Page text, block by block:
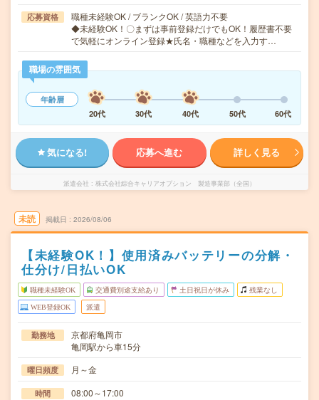
応募資格
職種未経験OK / ブランクOK / 英語力不要
◆未経験OK！〇まずは事前登録だけでもOK！履歴書不要
で気軽にオンライン登録★氏名・職種などを入力す…
職場の雰囲気
年齢層
20代
30代 40代 50代 60代
気になる! 応募へ進む 詳しく見る
派遣会社 株式会社綜合キャリアオプション 製造事業部（全国）
未読 掲載日 2026/08/06
【未経験OK！】使用済みバッテリーの分解・
仕分け/日払いOK
職種未経験OK 交通費別途支給あり 土日祝日が休み 残業なし
WEB登録OK 派遣
勤務地
京都府亀岡市
亀岡駅から車15分
曜日頻度 月～金
時間 08:00～17:00